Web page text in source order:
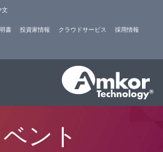
文
書 投資家情報 クラウドサービス 採用情報
ント